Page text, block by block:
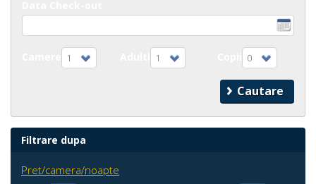
1 1 0
Filtrare dupa
Pret/camera/noapte